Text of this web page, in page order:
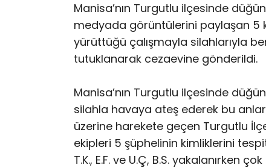
Manisa’nın Turgutlu ilçesinde
medyada görüntülerini paylaşan 5
yürüttüğü çalışmayla silahlarıyla
tutuklanarak cezaevine gönderildi.
Manisa’nın Turgutlu ilçesinde
silahla havaya ateş ederek bu
üzerine harekete geçen Turgutlu
ekipleri 5 şüphelinin kimliklerini
T.K., E.F. ve U.Ç, B.S. yakalanırken